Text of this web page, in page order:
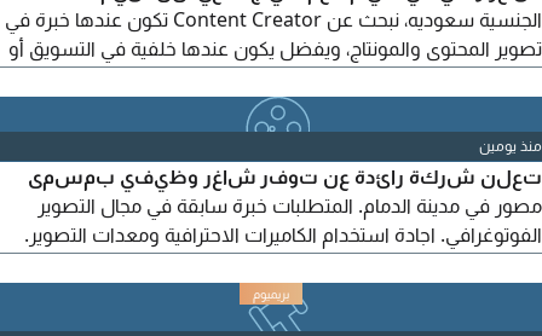
الجنسية سعوديه، نبحث عن Content Creator تكون عندها خبرة في
تصوير المحتوى والمونتاج، ويفضل يكون عندها خلفية في التسويق أو
منذ يومين
تعلن شركة رائدة عن توفر شاغر وظيفي بمسمى
مصور في مدينة الدمام. المتطلبات خبرة سابقة في مجال التصوير
الفوتوغرافي. اجادة استخدام الكاميرات الاحترافية ومعدات التصوير.
بالتفاصيل. القدرة على الالتزام بالمواعيد والعمل ضمن فريق. المهام